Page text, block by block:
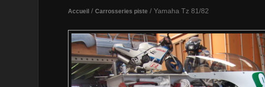
Accueil/ Carrosseries piste / Yamaha Tz 81/82